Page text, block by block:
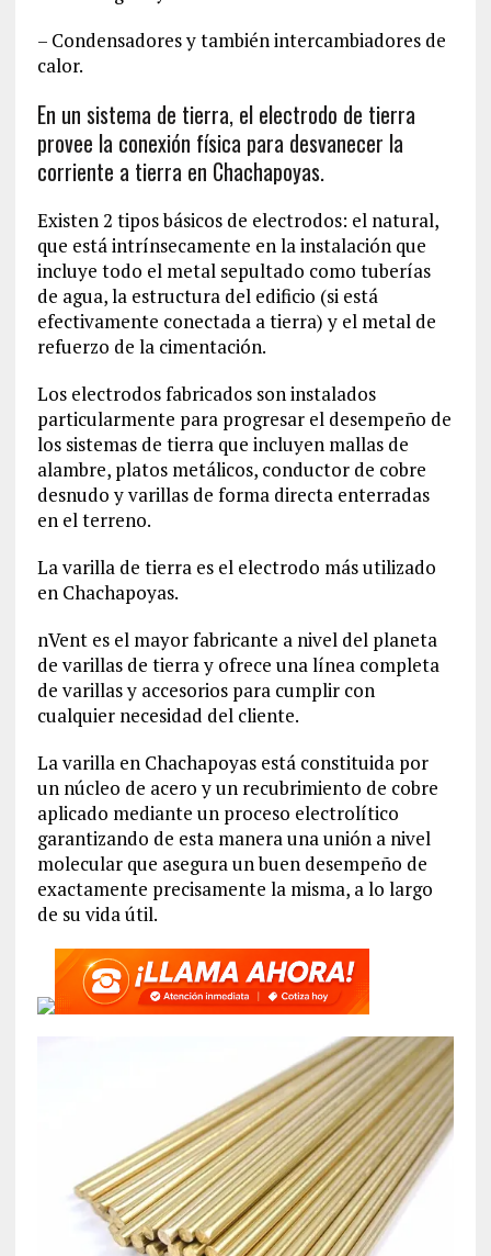
– Condensadores y también intercambiadores de
calor.
En un sistema de tierra, el electrodo de tierra
provee la conexión física para desvanecer la
corriente a tierra en Chachapoyas.
Existen 2 tipos básicos de electrodos: el natural,
que está intrínsecamente en la instalación que
incluye todo el metal sepultado como tuberías
de agua, la estructura del edificio (si está
efectivamente conectada a tierra) y el metal de
refuerzo de la cimentación.
Los electrodos fabricados son instalados
particularmente para progresar el desempeño de
los sistemas de tierra que incluyen mallas de
alambre, platos metálicos, conductor de cobre
desnudo y varillas de forma directa enterradas
en el terreno.
La varilla de tierra es el electrodo más utilizado
en Chachapoyas.
nVent es el mayor fabricante a nivel del planeta
de varillas de tierra y ofrece una línea completa
de varillas y accesorios para cumplir con
cualquier necesidad del cliente.
La varilla en Chachapoyas está constituida por
un núcleo de acero y un recubrimiento de cobre
aplicado mediante un proceso electrolítico
garantizando de esta manera una unión a nivel
molecular que asegura un buen desempeño de
exactamente precisamente la misma, a lo largo
de su vida útil.